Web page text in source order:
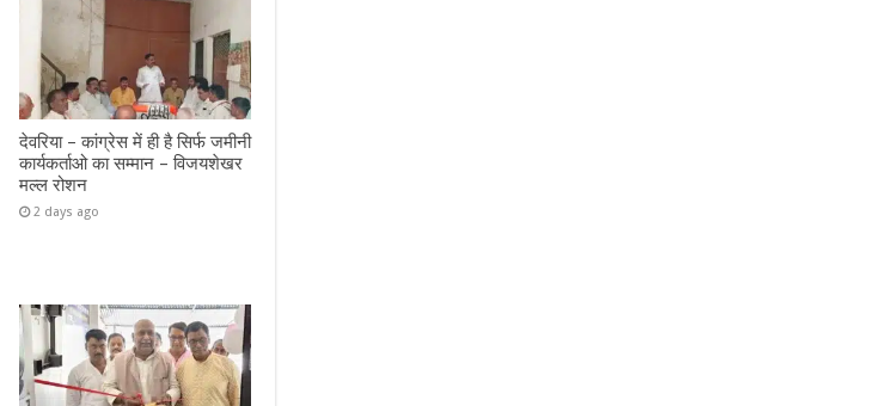
देवरिया – कांग्रेस में ही है सिर्फ जमीनी
कार्यकर्ताओ का सम्मान – विजयशेखर
मल्ल रोशन
2 days ago